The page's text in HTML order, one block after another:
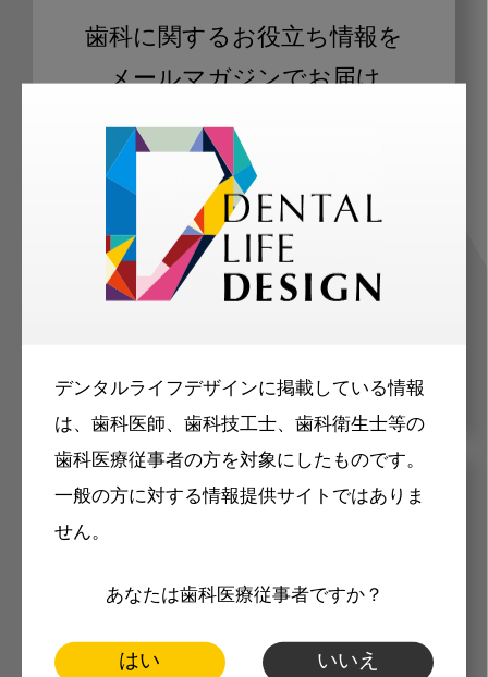
デンタルライフデザインに掲載している情報
は、歯科医師、歯科技工士、歯科衛生士等の
歯科医療従事者の方を対象にしたものです。
一般の方に対する情報提供サイトではありま
せん。
あなたは歯科医療従事者ですか？
はい いいえ
歯科に関するお役立ち情報を
メールマガジンでお届け
ご登録いただいた職種（歯科医師、歯
科衛生士、歯科技工士）に合わせた内
容のメールマガジンをお届けします。
メリット